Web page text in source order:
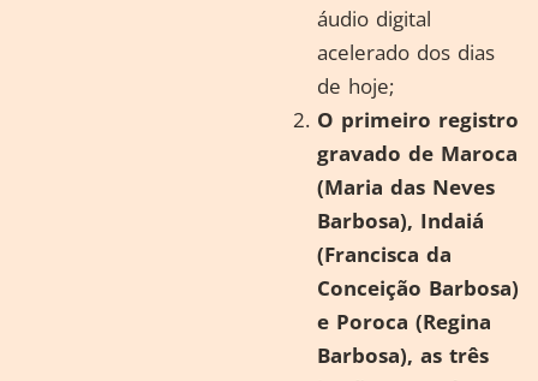
áudio digital
acelerado dos dias
de hoje;
O primeiro registro
gravado de Maroca
(Maria das Neves
Barbosa), Indaiá
(Francisca da
Conceição Barbosa)
e Poroca (Regina
Barbosa), as três